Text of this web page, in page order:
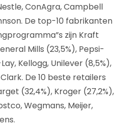
ConAgra, Campbell
De top-10 fabrikanten
zijn Kraft
Mills (23,5%), Pepsi-
Kellogg, Unilever (8,5%),
De 10 beste retailers
(32,4%), Kroger (27,2%),
Wegmans, Meijer,